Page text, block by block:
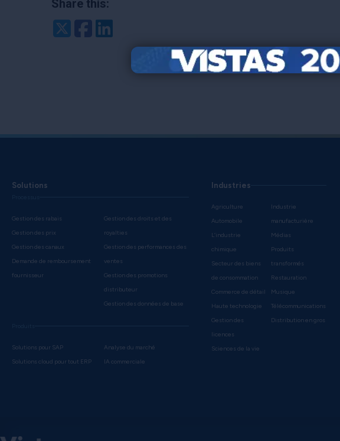
Share this:
TwitterFacebook
Solutions
Gestion des rabais
Gestion des prix
Gestion des canaux
Demande de remboursement
fournisseur
Gestion des droits et des
royalties
Gestion des performances des
ventes
Gestion des promotions
distributeur
Gestion des données de base
Solutions pour SAP
Solutions cloud pour tout ERP
Analyse du marché
IA commerciale
Industries
Agriculture
Automobile
L’industrie
chimique
Secteur des biens
de consommation
Commerce de détail
Haute technologie
Gestion des
licences
Sciences de la vie
Industrie
manufacturière
Médias
Produits
transformés
Restauration
Musique
Télécommunications
Distribution en gros